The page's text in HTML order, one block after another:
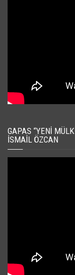
GAPAS “YENI
İSMAIL ÖZCAN